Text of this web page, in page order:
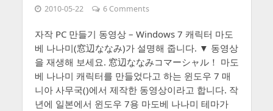
2010-05-22 6 Comments
자작 PC 만들기 동영상 – Windows 7 캐릭터 마도
베 나나미(窓辺ななみ)가 설명해 줍니다. ▼ 동영상
을 재생해 보세요. 窓辺ななみコマーシャル！ 마도
베 나나미 캐릭터를 만들었다고 하는 윈도우 7 매
니아 사무국()에서 제작한 동영상이라고 합니다. 작
년에 일본에서 윈도우 7용 마도베 나나미 테마가